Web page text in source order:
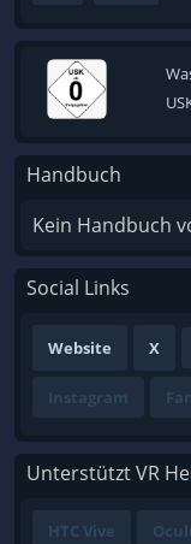
Handbuch
Kein Handbuch
Social Links
Website X
Instagram
Unterstützt VR
HTC Vive